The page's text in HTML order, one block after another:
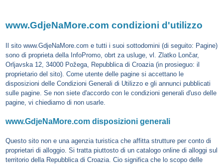
www.GdjeNaMore.com condizioni d'utilizzo
Il sito www.GdjeNaMore.com e tutti i suoi sottodomini (di seguito: Pagine)
sono di proprieta della InfoPromo, obrt za usluge, vl. Zlatko Lončar,
Orljavska 12, 34000 Požega, Repubblica di Croazia (in prosieguo: il
proprietario del sito). Come utente delle pagine si accettano le
disposizioni delle Condizioni Generali di Utilizzo e gli annunci pubblicati
sulle pagine. Se non siete d'accordo con le condizioni generali d'uso delle
pagine, vi chiediamo di non usarle.
www.GdjeNaMore.com disposizioni generali
Questo sito non e una agenzia turistica che affitta strutture per conto di
proprietari di alloggio. Si tratta piuttosto di un catalogo online di alloggi sul
territorio della Repubblica di Croazia. Cio significa che lo scopo delle